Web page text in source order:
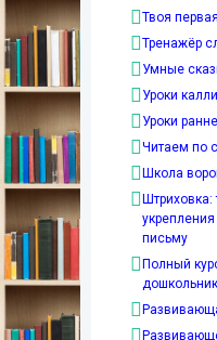
Твоя
Тренажёр
Умные
Уроки
Уроки
Читаем по
Школа
укрепления
письму
Полный